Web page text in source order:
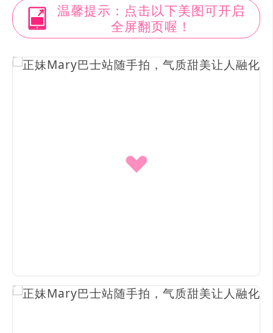
温馨提示：点击以下美图可开启
全屏翻页喔！